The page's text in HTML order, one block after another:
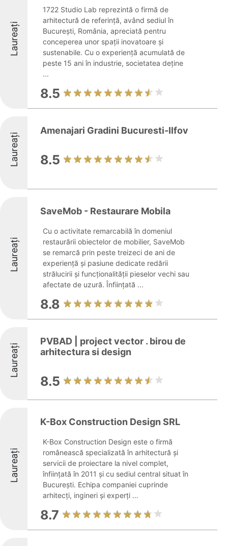
Laureați
1722 Studio Lab reprezintă o firmă de
arhitectură de referință, având sediul în
București, România, apreciată pentru
conceperea unor spații inovatoare și
sustenabile. Cu o experiență acumulată de
peste 15 ani în industrie, societatea deține
...
8.5
Laureați
Amenajari Gradini Bucuresti-Ilfov
8.5
Laureați
SaveMob - Restaurare Mobila
Cu o activitate remarcabilă în domeniul
restaurării obiectelor de mobilier, SaveMob
se remarcă prin peste treizeci de ani de
experiență și pasiune dedicate redării
strălucirii și funcționalității pieselor vechi sau
afectate de uzură. Înființată ...
8.8
Laureați
PVBAD | project vector . birou de
arhitectura si design
8.5
Laureați
K-Box Construction Design SRL
K-Box Construction Design este o firmă
românească specializată în arhitectură și
servicii de proiectare la nivel complet,
înființată în 2011 și cu sediul central situat în
București. Echipa companiei cuprinde
arhitecți, ingineri și experți ...
8.7